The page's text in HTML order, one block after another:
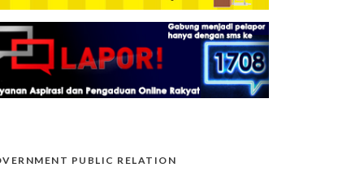
PUBLIC RELATION